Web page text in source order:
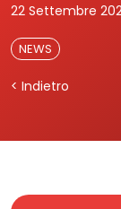
22 Settembre
NEWS
< Indietro